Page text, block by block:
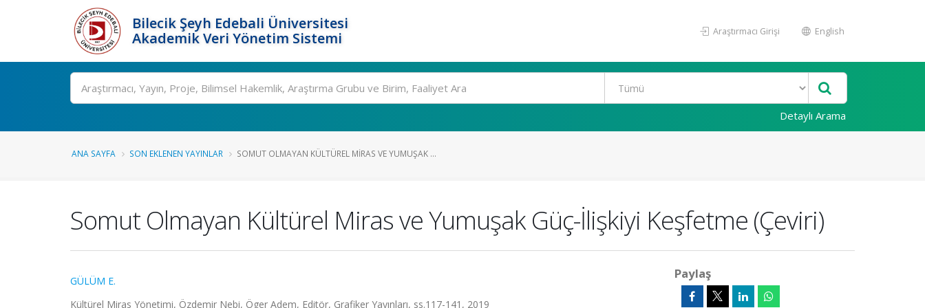
Bilecik Şeyh Edebali Üniversitesi
Akademik Veri Yönetim Sistemi
Araştırmacı Girişi English
Ara
Detaylı Arama
ANA SAYFA SON EKLENEN YAYINLAR SOMUT OLMAYAN KÜLTÜREL MIRAS VE YUMUŞAK ...
Somut Olmayan Kültürel Miras ve Yumuşak Güç-İlişkiyi Keşfetme (Çeviri)
GÜLÜM E.
Kültürel Miras Yönetimi, Özdemir Nebi, Öger Adem, Editör, Grafiker Yayınları, ss.117-141, 2019
Paylaş